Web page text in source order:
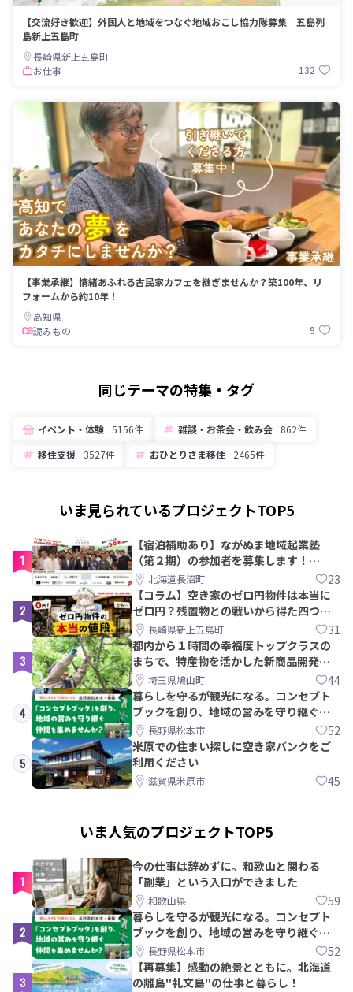
【交流好き歓迎】外国人と地域をつなぐ地域おこし協力隊募集｜五島列
島新上五島町
長崎県新上五島町
お仕事
132
【事業承継】情緒あふれる古民家カフェを継ぎませんか？築100年、リ
フォームから約10年！
高知県
読みもの
9
同じテーマの特集・タグ
イベント・体験 5156件 雑談・お茶会・飲み会
862件
移住支援 3527件 おひとりさま移住 2465件
いま見られているプロジェクトTOP5
1
【宿泊補助あり】ながぬま地域起業塾
（第２期）の参加者を募集します！
【8/21〆】
北海道長沼町 23
2
【コラム】空き家のゼロ円物件は本当に
ゼロ円？残置物との戦いから得た四つの
教訓｜新上五島町
長崎県新上五島町 31
3
都内から１時間の幸福度トップクラスの
まちで、特産物を活かした新商品開発＆
PRメンバー募集！
埼玉県鳩山町 44
4
暮らしを守るが観光になる。コンセプト
ブックを創り、地域の営みを守り継ぐ仲
間を集めませんか？
長野県松本市 52
5
米原での住まい探しに空き家バンクをご
利用ください
滋賀県米原市 45
いま人気のプロジェクトTOP5
1
今の仕事は辞めずに。和歌山と関わる
「副業」という入口ができました
和歌山県 59
2
暮らしを守るが観光になる。コンセプト
ブックを創り、地域の営みを守り継ぐ仲
間を集めませんか？
長野県松本市 52
3
【再募集】感動の絶景とともに。北海道
の離島"礼文島"の仕事と暮らし！